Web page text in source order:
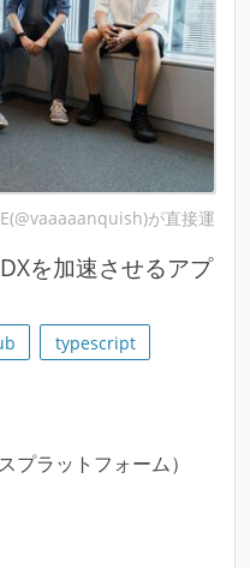
が直接運
を加速させるアプ
typescript
プラットフォーム）